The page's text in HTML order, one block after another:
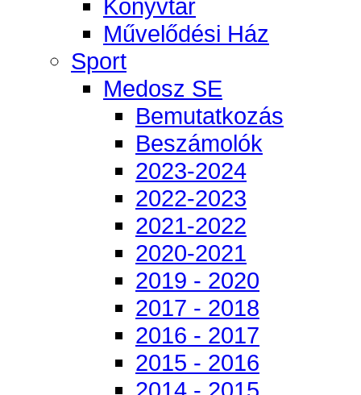
Könyvtár
Művelődési Ház
Sport
Medosz SE
Bemutatkozás
Beszámolók
2023-2024
2022-2023
2021-2022
2020-2021
2019 - 2020
2017 - 2018
2016 - 2017
2015 - 2016